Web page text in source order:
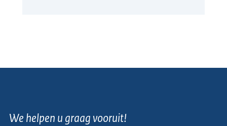
We helpen u graag vooruit!